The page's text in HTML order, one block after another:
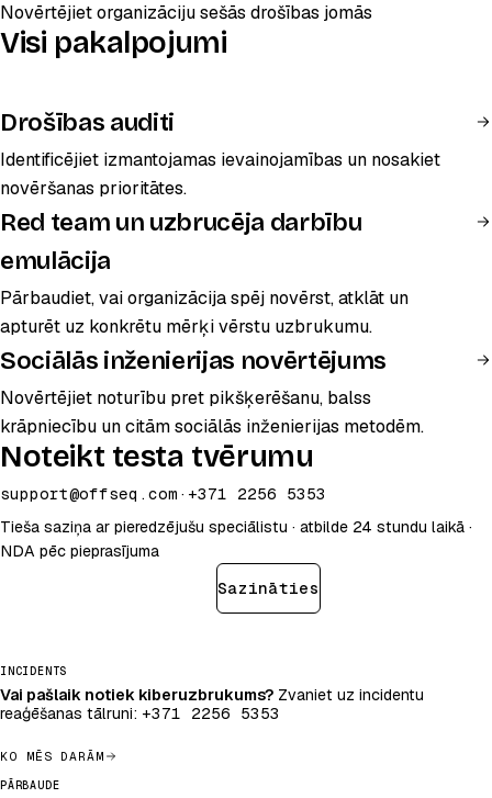
Novērtējiet organizāciju sešās drošības jomās
Visi pakalpojumi
Drošības auditi
Identificējiet izmantojamas ievainojamības un nosakiet
novēršanas prioritātes.
Red team un uzbrucēja darbību
emulācija
Pārbaudiet, vai organizācija spēj novērst, atklāt un
apturēt uz konkrētu mērķi vērstu uzbrukumu.
Sociālās inženierijas novērtējums
Novērtējiet noturību pret pikšķerēšanu, balss
krāpniecību un citām sociālās inženierijas metodēm.
Noteikt testa tvērumu
support@offseq.com · +371 2256 5353
Tieša saziņa ar pieredzējušu speciālistu · atbilde 24 stundu laikā ·
NDA pēc pieprasījuma
Sazināties
INCIDENTS
Vai pašlaik notiek kiberuzbrukums? Zvaniet uz incidentu
reaģēšanas tālruni: +371 2256 5353
KO MĒS DARĀM
PĀRBAUDE